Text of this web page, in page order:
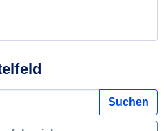
Suchen